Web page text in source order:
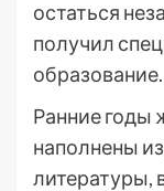
остаться
получил
образование.
Ранние годы
наполнены
литературы,